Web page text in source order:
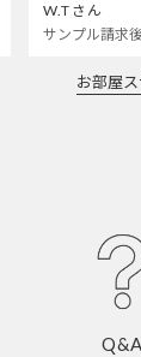
W.Tさん
お部屋
Q&A